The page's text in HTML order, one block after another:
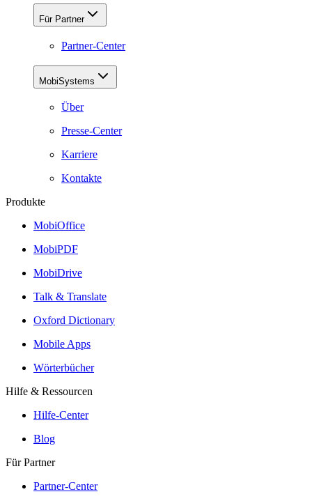
Für Partner
Partner-Center
MobiSystems
Über
Presse-Center
Karriere
Kontakte
Produkte
MobiOffice
MobiPDF
MobiDrive
Talk & Translate
Oxford Dictionary
Mobile Apps
Wörterbücher
Hilfe & Ressourcen
Hilfe-Center
Blog
Für Partner
Partner-Center